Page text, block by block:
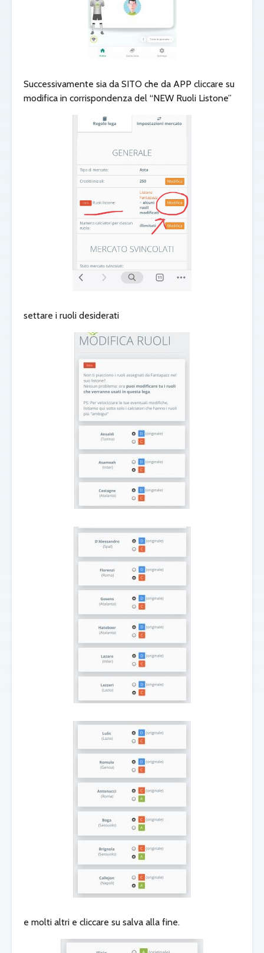
Successivamente sia da SITO che da APP cliccare su
modifica in corrispondenza del “NEW Ruoli Listone”
settare i ruoli desiderati
e molti altri e cliccare su salva alla fine.